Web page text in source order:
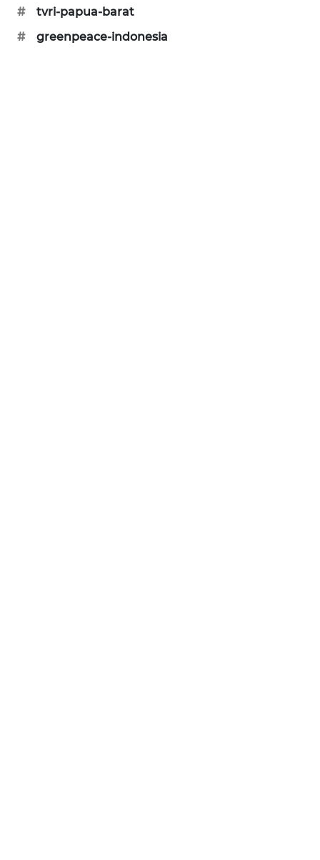
#
tvri-papua-barat
#
greenpeace-indonesia
NEWS